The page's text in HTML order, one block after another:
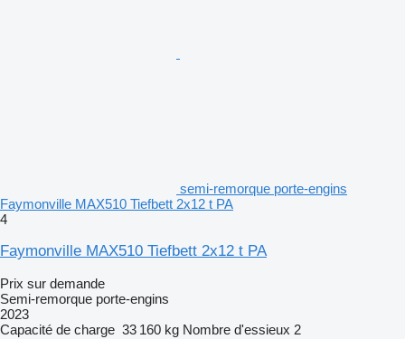
semi-remorque porte-engins
Faymonville MAX510 Tiefbett 2x12 t PA
4
Faymonville MAX510 Tiefbett 2x12 t PA
Prix sur demande
Semi-remorque porte-engins
2023
Capacité de charge 33 160 kg Nombre d'essieux 2